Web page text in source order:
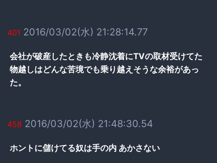
401 2016/03/02(水) 21:28:14.77
会社が破産したときも冷静沈着にTVの取材受けてた
物越しはどんな苦境でも乗り越えそうな余裕があっ
た。
458 2016/03/02(水) 21:48:30.54
ホントに儲けてる奴は手の内 あかさない